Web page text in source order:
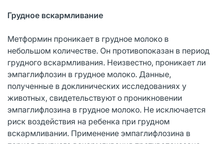
Грудное вскармливание
Метформин проникает в грудное молоко в
небольшом количестве. Он противопоказан в период
грудного вскармливания. Неизвестно, проникает ли
эмпаглифлозин в грудное молоко. Данные,
полученные в доклинических исследованиях у
животных, свидетельствуют о проникновении
эмпаглифлозина в грудное молоко. Не исключается
риск воздействия на ребенка при грудном
вскармливании. Применение эмпаглифлозина в